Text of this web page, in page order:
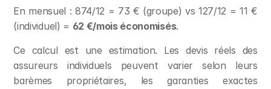
En mensuel : 874/12 = 73 € (groupe) vs 127/12 = 11 €
(individuel) = 62 €/mois économisés.
Ce calcul est une estimation. Les devis réels des
assureurs individuels peuvent varier selon leurs
barèmes propriétaires, les garanties exactes